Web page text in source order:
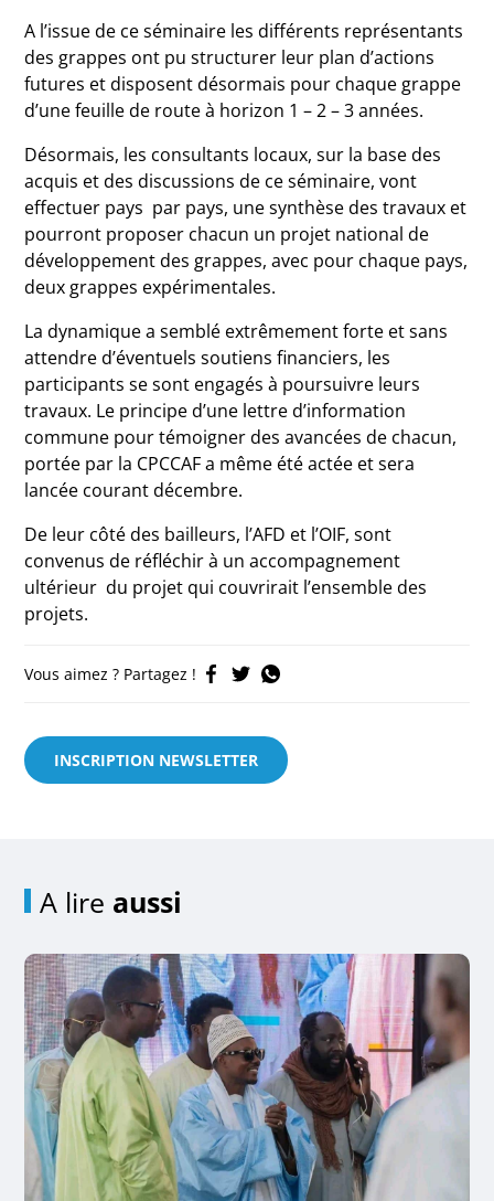
A l’issue de ce séminaire les différents représentants
des grappes ont pu structurer leur plan d’actions
futures et disposent désormais pour chaque grappe
d’une feuille de route à horizon 1 – 2 – 3 années.
Désormais, les consultants locaux, sur la base des
acquis et des discussions de ce séminaire, vont
effectuer pays par pays, une synthèse des travaux et
pourront proposer chacun un projet national de
développement des grappes, avec pour chaque pays,
deux grappes expérimentales.
La dynamique a semblé extrêmement forte et sans
attendre d’éventuels soutiens financiers, les
participants se sont engagés à poursuivre leurs
travaux. Le principe d’une lettre d’information
commune pour témoigner des avancées de chacun,
portée par la CPCCAF a même été actée et sera
lancée courant décembre.
De leur côté des bailleurs, l’AFD et l’OIF, sont
convenus de réfléchir à un accompagnement
ultérieur du projet qui couvrirait l’ensemble des
projets.
Vous aimez ? Partagez !
INSCRIPTION NEWSLETTER
A lire aussi